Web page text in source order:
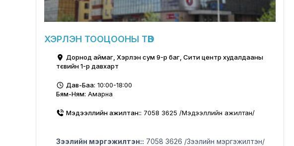
ХЭРЛЭН ТООЦООНЫ ТӨВ
Дорнод аймаг, Хэрлэн сум 9-р баг, Сити центр худалдааны
тєвийн 1-р давхарт
Дав-Баа: 10:00-18:00
Бям-Ням: Амарна
Мэдээллийн ажилтан:: 7058 3625 /Мэдээллийн ажилтан/
Зээлийн мэргэжилтэн:: 7058 3626 /Зээлийн мэргэжилтэн/